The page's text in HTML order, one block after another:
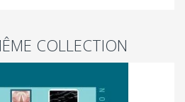
COLLECTION